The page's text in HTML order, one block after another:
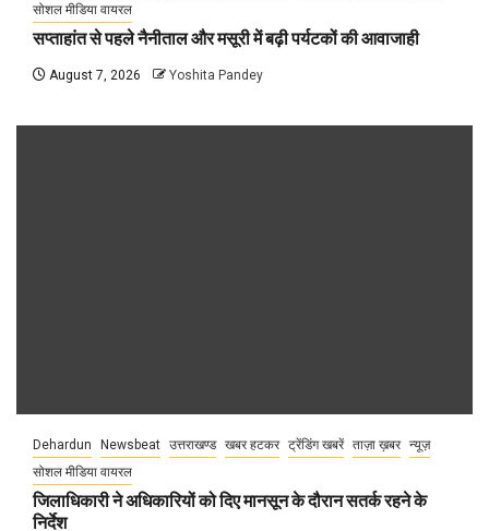
सोशल मीडिया वायरल
सप्ताहांत से पहले नैनीताल और मसूरी में बढ़ी पर्यटकों की आवाजाही
August 7, 2026 Yoshita Pandey
Dehardun Newsbeat उत्तराखण्ड खबर हटकर ट्रेंडिंग खबरें ताज़ा ख़बर न्यूज़
सोशल मीडिया वायरल
जिलाधिकारी ने अधिकारियों को दिए मानसून के दौरान सतर्क रहने के
निर्देश